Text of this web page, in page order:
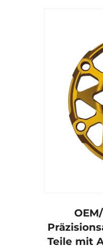
Teile mit